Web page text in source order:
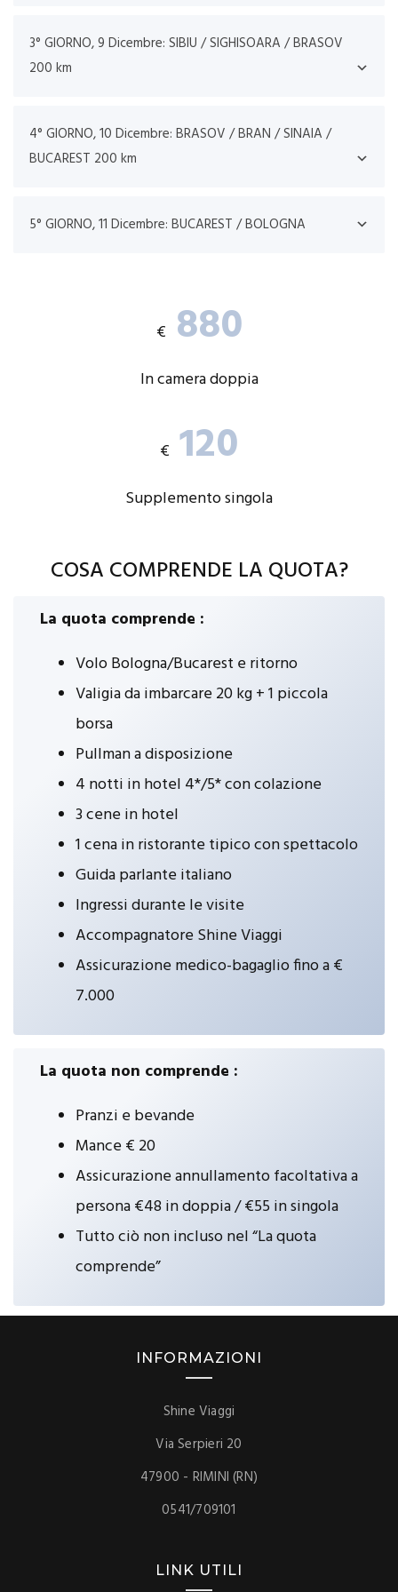
3° GIORNO, 9 Dicembre: SIBIU / SIGHISOARA / BRASOV
200 km
4° GIORNO, 10 Dicembre: BRASOV / BRAN / SINAIA /
BUCAREST 200 km
5° GIORNO, 11 Dicembre: BUCAREST / BOLOGNA
€ 880
In camera doppia
€ 120
Supplemento singola
COSA COMPRENDE LA QUOTA?
La quota comprende :
Volo Bologna/Bucarest e ritorno
Valigia da imbarcare 20 kg + 1 piccola
borsa
Pullman a disposizione
4 notti in hotel 4*/5* con colazione
3 cene in hotel
1 cena in ristorante tipico con spettacolo
Guida parlante italiano
Ingressi durante le visite
Accompagnatore Shine Viaggi
Assicurazione medico-bagaglio fino a €
7.000
La quota non comprende :
Pranzi e bevande
Mance € 20
Assicurazione annullamento facoltativa a
persona €48 in doppia / €55 in singola
Tutto ciò non incluso nel “La quota
comprende”
INFORMAZIONI
Shine Viaggi
Via Serpieri 20
47900 - RIMINI (RN)
0541/709101
LINK UTILI